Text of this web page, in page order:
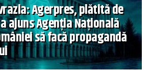
Agerpres, plătită de
a ajuns Agenția Națională
să facă propagandă